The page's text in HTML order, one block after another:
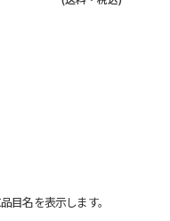
目名を表示します。